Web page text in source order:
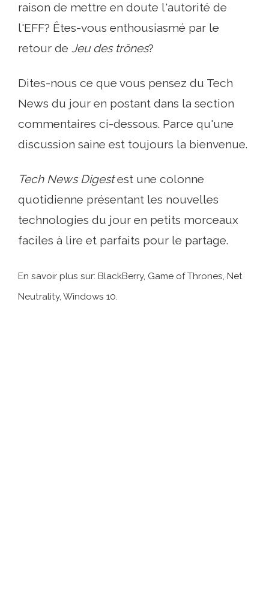
raison de mettre en doute l'autorité de
l'EFF? Êtes-vous enthousiasmé par le
retour de Jeu des trônes?
Dites-nous ce que vous pensez du Tech
News du jour en postant dans la section
commentaires ci-dessous. Parce qu'une
discussion saine est toujours la bienvenue.
Tech News Digestest une colonne
quotidienne présentant les nouvelles
technologies du jour en petits morceaux
faciles à lire et parfaits pour le partage.
En savoir plus sur: BlackBerry, Game of Thrones, Net
Neutrality, Windows 10.